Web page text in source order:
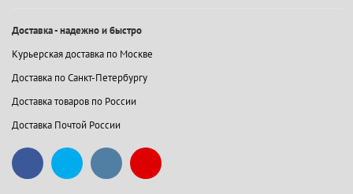
Доставка - надежно и быстро
Курьерская доставка по Москве
Доставка по Санкт-Петербургу
Доставка товаров по России
Доставка Почтой России